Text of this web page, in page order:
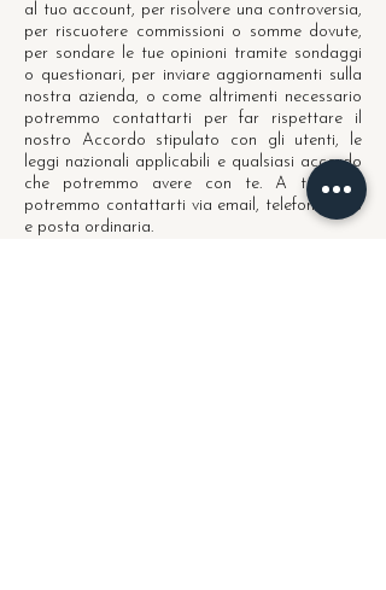
al tuo account, per risolvere una controversia,
per riscuotere commissioni o somme dovute,
per sondare le tue opinioni tramite sondaggi
o questionari, per inviare aggiornamenti sulla
nostra azienda, o come altrimenti necessario
potremmo contattarti per far rispettare il
nostro Accordo stipulato con gli utenti, le
leggi nazionali applicabili e qualsiasi accordo
che potremmo avere con te. A tal fine,
potremmo contattarti via email, telefono, sms
e posta ordinaria.